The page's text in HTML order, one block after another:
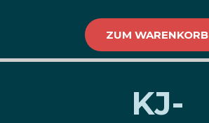
ZUM WARENKORB
KJ-